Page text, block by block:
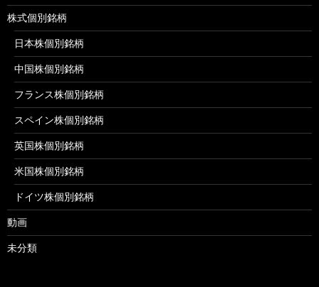
株式個別銘柄
日本株個別銘柄
中国株個別銘柄
フランス株個別銘柄
スペイン株個別銘柄
英国株個別銘柄
米国株個別銘柄
ドイツ株個別銘柄
動画
未分類